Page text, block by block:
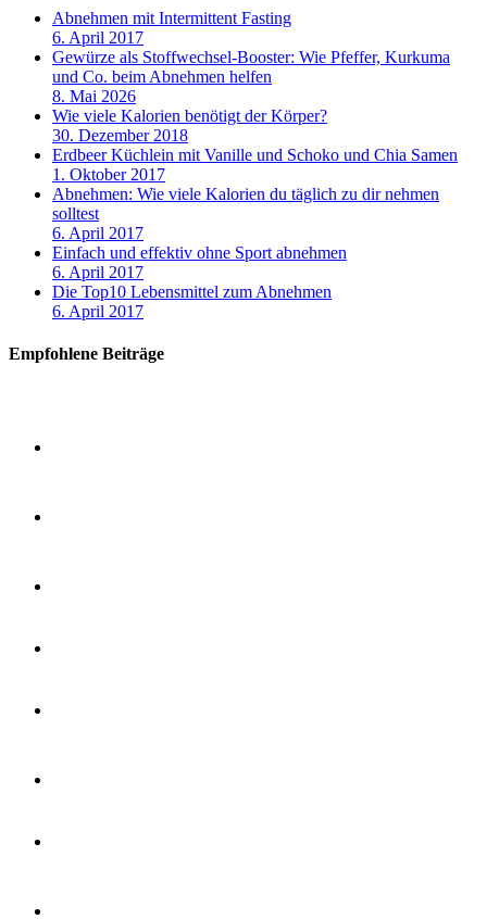
Abnehmen mit Intermittent Fasting
6. April 2017
Gewürze als Stoffwechsel-Booster: Wie Pfeffer, Kurkuma
und Co. beim Abnehmen helfen
8. Mai 2026
Wie viele Kalorien benötigt der Körper?
30. Dezember 2018
Erdbeer Küchlein mit Vanille und Schoko und Chia Samen
1. Oktober 2017
Abnehmen: Wie viele Kalorien du täglich zu dir nehmen
solltest
6. April 2017
Einfach und effektiv ohne Sport abnehmen
6. April 2017
Die Top10 Lebensmittel zum Abnehmen
6. April 2017
Empfohlene Beiträge